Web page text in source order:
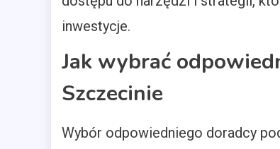
inwestycje.
Jak wybrać
Szczecinie
Wybór odpowiedniego doradcy